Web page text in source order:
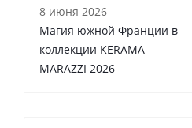
8 июня 2026
Магия южной Франции в
коллекции KERAMA
MARAZZI 2026